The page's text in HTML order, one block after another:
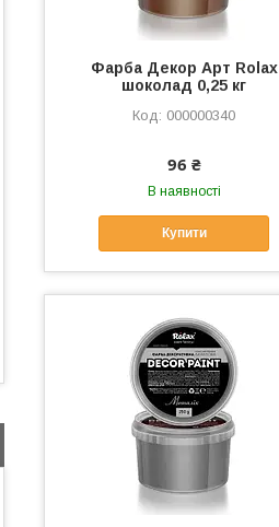
Фарба Декор Арт Rolax
шоколад 0,25 кг
000000340
96 ₴
В наявності
Купити